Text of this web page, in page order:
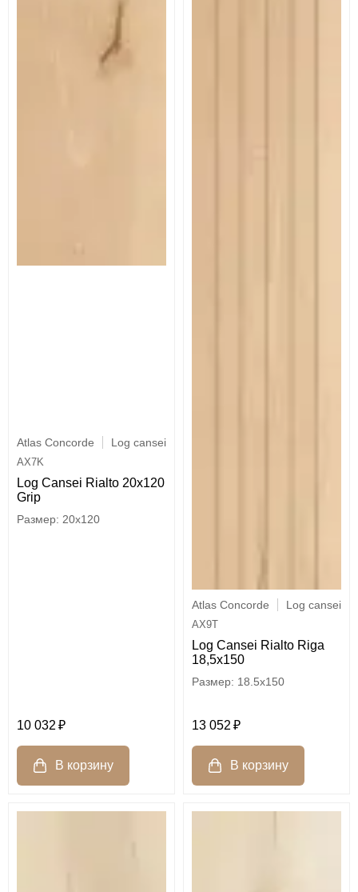
Atlas Concorde Log cansei
AX7K
Log Cansei Rialto 20x120
Grip
20x120
10 032
Atlas Concorde Log cansei
AX9T
Log Cansei Rialto Riga
18,5x150
18.5x150
13 052